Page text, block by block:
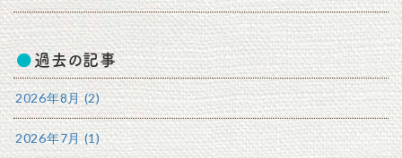
過去の記事
2026年8月 (2)
2026年7月 (1)